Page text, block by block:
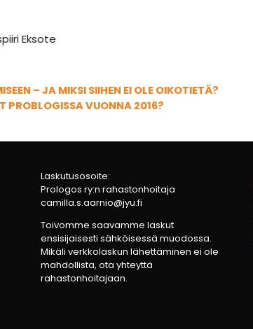
Eksote
– JA MIKSI SIIHEN EI OLE OIKOTIETÄ?
PROBLOGISSA VUONNA 2016?
Laskutusosoite:
Prologos ry:n rahastonhoitaja
camilla.s.aarnio@jyu.fi
Toivomme saavamme laskut
ensisijaisesti sähköisessä muodossa.
Mikäli verkkolaskun lähettäminen ei ole
mahdollista, ota yhteyttä
rahastonhoitajaan.